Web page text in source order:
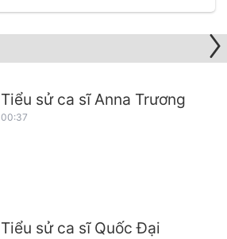
Tiểu sử ca sĩ Anna Trương
00:37
Tiểu sử ca sĩ Quốc Đại